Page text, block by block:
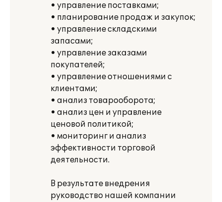
• управление поставками;
• планирование продаж и закупок;
• управление складскими
запасами;
• управление заказами
покупателей;
• управление отношениями с
клиентами;
• анализ товарооборота;
• анализ цен и управление
ценовой политикой;
• мониторинг и анализ
эффективности торговой
деятельности.
В результате внедрения
руководство нашей компании